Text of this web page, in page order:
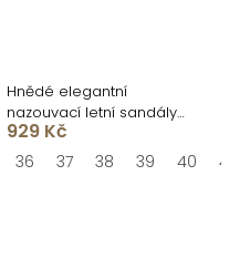
Hnědé elegantní
nazouvací letní sandály
RIVENO
929 Kč
36 37 38 39 40 41